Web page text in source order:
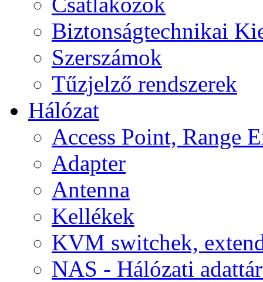
Biztonságtechnikai
Szerszámok
Tűzjelző rendszerek
Hálózat
Access Point, Range
Adapter
Antenna
Kellékek
KVM switchek,
NAS - Hálózati